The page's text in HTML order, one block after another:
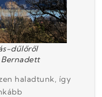
dűlőről
haladtunk, így